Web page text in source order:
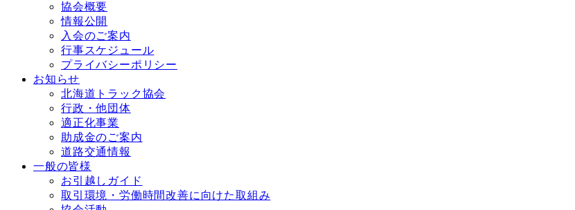
協会概要
情報公開
入会のご案内
行事スケジュール
プライバシーポリシー
お知らせ
北海道トラック協会
行政・他団体
適正化事業
助成金のご案内
道路交通情報
一般の皆様
お引越しガイド
取引環境・労働時間改善に向けた取組み